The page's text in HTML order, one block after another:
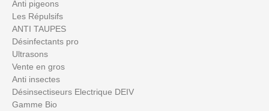
Anti pigeons
Les Répulsifs
ANTI TAUPES
Désinfectants pro
Ultrasons
Vente en gros
Anti insectes
Désinsectiseurs Electrique DEIV
Gamme Bio